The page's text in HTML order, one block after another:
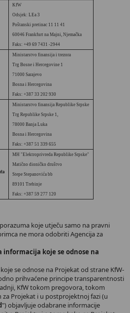
KfW
Odsjek: LEa 3
Poštanski pretinac 11 11 41
60046 Frankfurt na Majni, Njemačka
Faks: +49 69 7431 -2944
Ministarstvo finansija i trezora
Trg Bosne i Hercegovine 1
71000 Sarajevo
Bosna i Hercegovina
Faks: +387 33 202 930
Ministarstvo finansija Republike Srpske
Trg Republike Srpske 1,
78000 Banja Luka
Bosna i Hercegovina
Faks: +387 51 339 655
MH "Elektroprivreda Republike Srpske"
Matično dioničko društvo
Stepe Stepanovića bb
89101 Trebinje
Faks: +387 59 277 120
koje utječu samo na pravni
ne mora odobriti Agencija za
informacija koje se odnose na
se odnose na Projekat od strane KfW-
prihvaćene principe transparentnosti
KfW tokom pregovora, tokom
Projekat i u postprojektnoj fazi (u
") objavljuje odabrane informacije